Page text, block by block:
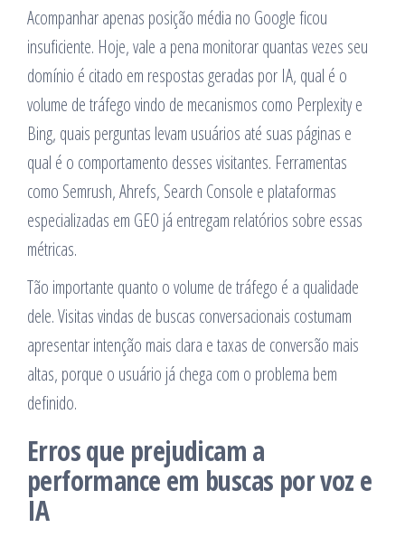
Acompanhar apenas posição média no Google ficou
insuficiente. Hoje, vale a pena monitorar quantas vezes seu
domínio é citado em respostas geradas por IA, qual é o
volume de tráfego vindo de mecanismos como Perplexity e
Bing, quais perguntas levam usuários até suas páginas e
qual é o comportamento desses visitantes. Ferramentas
como Semrush, Ahrefs, Search Console e plataformas
especializadas em GEO já entregam relatórios sobre essas
métricas.
Tão importante quanto o volume de tráfego é a qualidade
dele. Visitas vindas de buscas conversacionais costumam
apresentar intenção mais clara e taxas de conversão mais
altas, porque o usuário já chega com o problema bem
definido.
Erros que prejudicam a
performance em buscas por voz e
IA